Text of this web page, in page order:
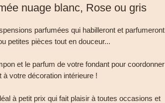
nuage blanc, Rose ou gris
parfumées qui habilleront et parfumeront
petites pièces tout en douceur...
et le parfum de votre fondant pour coordonner
à votre décoration intérieure !
à petit prix qui fait plaisir à toutes occasions et